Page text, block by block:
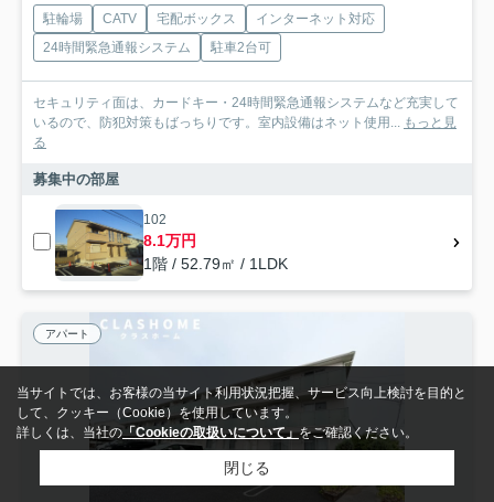
駐輪場 CATV 宅配ボックス
インターネット対応
24時間緊急通報システム
駐車2台可
セキュリティ面は、カードキー・24時間緊急通報システムなど充実して
いるので、防犯対策もばっちりです。室内設備はネット使用...
もっと見
る
募集中の部屋
102
8.1万円
1階 / 52.79㎡ / 1LDK
アパート
当サイトでは、お客様の当サイト利用状況把握、サービス向上検討を目的と
して、クッキー（Cookie）を使用しています。
詳しくは、当社の「Cookieの取扱いについて」をご確認ください。
閉じる